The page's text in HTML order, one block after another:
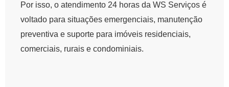
Por isso, o atendimento 24 horas da WS Serviços é
voltado para situações emergenciais, manutenção
preventiva e suporte para imóveis residenciais,
comerciais, rurais e condominiais.